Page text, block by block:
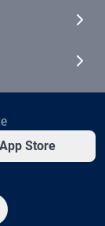
App Store